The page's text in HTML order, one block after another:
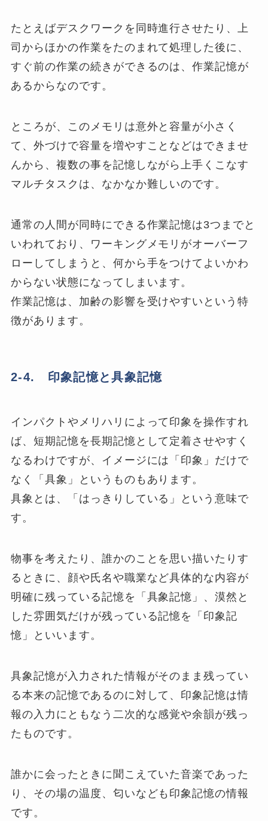
たとえばデスクワークを同時進行させたり、上
司からほかの作業をたのまれて処理した後に、
すぐ前の作業の続きができるのは、作業記憶が
あるからなのです。
ところが、このメモリは意外と容量が小さく
て、外づけで容量を増やすことなどはできませ
んから、複数の事を記憶しながら上手くこなす
マルチタスクは、なかなか難しいのです。
通常の人間が同時にできる作業記憶は3つまでと
いわれており、ワーキングメモリがオーバーフ
ローしてしまうと、何から手をつけてよいかわ
からない状態になってしまいます。
作業記憶は、加齢の影響を受けやすいという特
徴があります。
2-4. 印象記憶と具象記憶
インパクトやメリハリによって印象を操作すれ
ば、短期記憶を長期記憶として定着させやすく
なるわけですが、イメージには「印象」だけで
なく「具象」というものもあります。
具象とは、「はっきりしている」という意味で
す。
物事を考えたり、誰かのことを思い描いたりす
るときに、顔や氏名や職業など具体的な内容が
明確に残っている記憶を「具象記憶」、漠然と
した雰囲気だけが残っている記憶を「印象記
憶」といいます。
具象記憶が入力された情報がそのまま残ってい
る本来の記憶であるのに対して、印象記憶は情
報の入力にともなう二次的な感覚や余韻が残っ
たものです。
誰かに会ったときに聞こえていた音楽であった
り、その場の温度、匂いなども印象記憶の情報
です。